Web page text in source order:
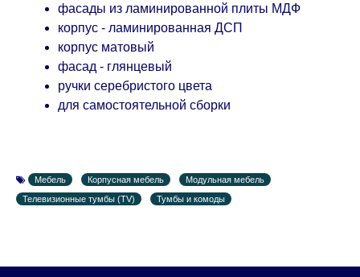
фасады из ламинированной плиты МДФ
корпус - ламинированная ДСП
корпус матовый
фасад - глянцевый
ручки серебристого цвета
для самостоятельной сборки
Мебель Корпусная мебель
Модульная мебель
Телевизионные тумбы (TV)
Тумбы и комоды